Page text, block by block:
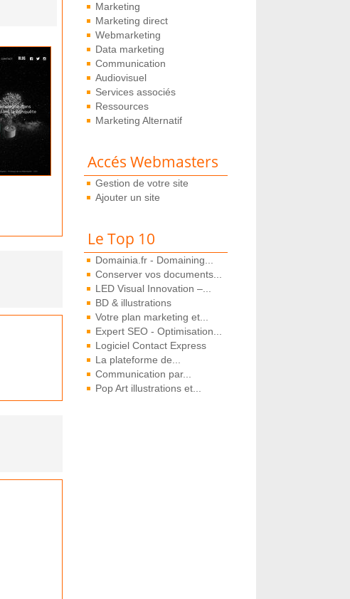
Marketing
Marketing direct
Webmarketing
Data marketing
Communication
Audiovisuel
Services associés
Ressources
Marketing Alternatif
Accés Webmasters
Gestion de votre site
Ajouter un site
Le Top 10
Domainia.fr - Domaining...
Conserver vos documents...
LED Visual Innovation –...
BD & illustrations
Votre plan marketing et...
Expert SEO - Optimisation...
Logiciel Contact Express
La plateforme de...
Communication par...
Pop Art illustrations et...